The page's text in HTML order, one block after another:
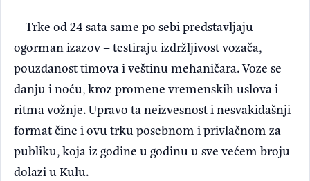
Trke od 24 sata same po sebi predstavljaju
ogorman izazov – testiraju izdržljivost vozača,
pouzdanost timova i veštinu mehaničara. Voze se
danju i noću, kroz promene vremenskih uslova i
ritma vožnje. Upravo ta neizvesnost i nesvakidašnji
format čine i ovu trku posebnom i privlačnom za
publiku, koja iz godine u godinu u sve većem broju
dolazi u Kulu.